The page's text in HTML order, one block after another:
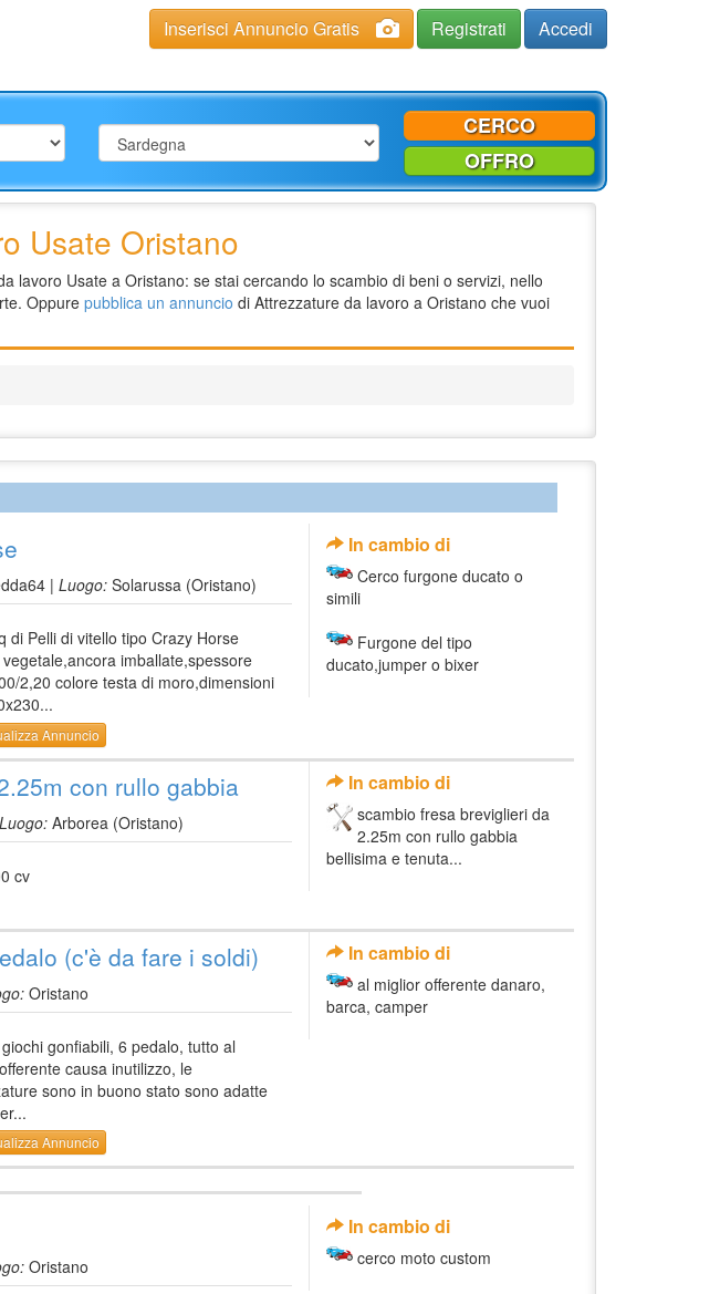
Inserisci Annuncio Gratis Registrati Accedi
CERCO
OFFRO
Usate Oristano
lavoro Usate a Oristano: se stai cercando lo scambio di beni o servizi, nello
Oppure pubblica un annuncio di Attrezzature da lavoro a Oristano che vuoi
| Luogo: Solarussa (Oristano)
di Pelli di vitello tipo Crazy Horse
imballate,spessore
2,20 colore testa di moro,dimensioni
Annuncio
In cambio di
Cerco furgone ducato o
simili
Furgone del tipo
ducato,jumper o bixer
con rullo gabbia
Luogo: Arborea (Oristano)
cv
In cambio di
scambio fresa breviglieri da
2.25m con rullo gabbia
bellisima e tenuta...
(c'è da fare i soldi)
Oristano
gonfiabili, 6 pedalo, tutto al
causa inutilizzo, le
sono in buono stato sono adatte
Annuncio
In cambio di
al miglior offerente danaro,
barca, camper
Oristano
In cambio di
cerco moto custom